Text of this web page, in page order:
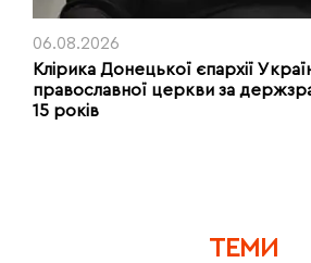
06.08.2026
Клірика Донецької єпархії
православної церкви за
15 років
ТЕМИ